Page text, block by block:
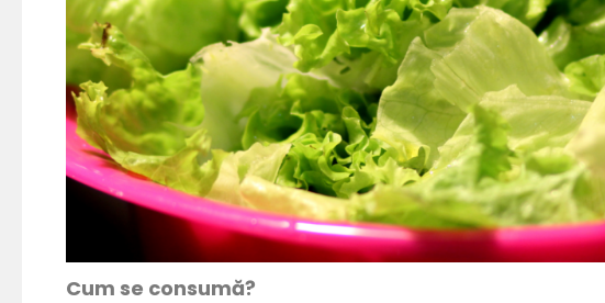
Cum se consumă?